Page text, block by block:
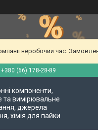
неробочий час.
+380 (66) 178-28-89
компоненти,
та вимірювальне
джерела
хімія для пайки